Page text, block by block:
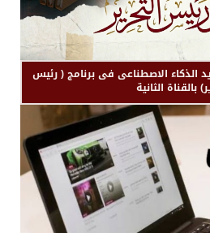
الاصطناعى فى برنامج ( رئيس
بالقناة الثانية